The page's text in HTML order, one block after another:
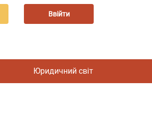
Ввійти
Юридичний світ